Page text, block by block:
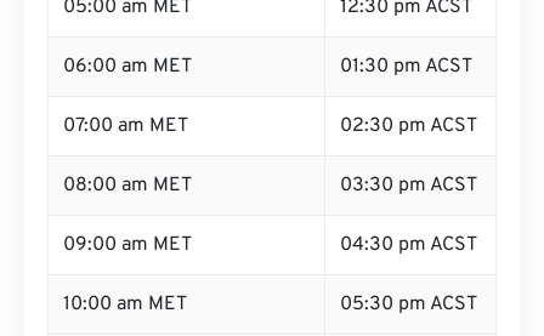
05:00 am MET 12:30 pm ACST
06:00 am MET 01:30 pm ACST
07:00 am MET 02:30 pm ACST
08:00 am MET 03:30 pm ACST
09:00 am MET 04:30 pm ACST
10:00 am MET 05:30 pm ACST